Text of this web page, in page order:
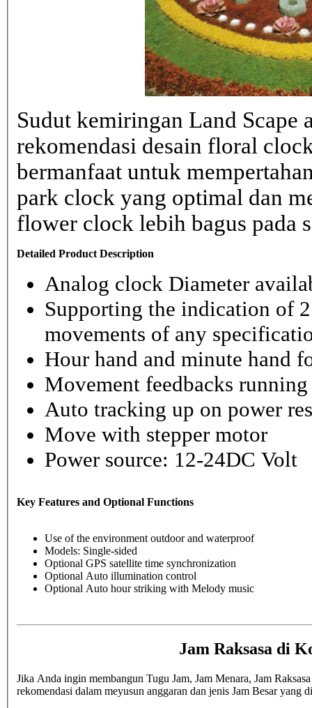
Sudut kemiringan Land Scape
rekomendasi desain floral
bermanfaat untuk
park clock yang optimal dan
flower clock lebih bagus pada
Detailed Product Description
Analog clock Diameter
Supporting the indication of
movements of any
Hour hand and minute hand
Movement feedbacks
Auto tracking up on power
Move with stepper motor
Power source: 12-24DC Volt
Key Features and Optional Functions
Use of the environment outdoor and waterproof
Models: Single-sided
Optional GPS satellite time synchronization
Optional Auto illumination control
Optional Auto hour striking with Melody music
Jam Raksasa di
Jika Anda ingin membangun Tugu Jam, Jam Menara, Jam
rekomendasi dalam meyusun anggaran dan jenis Jam Besar yang